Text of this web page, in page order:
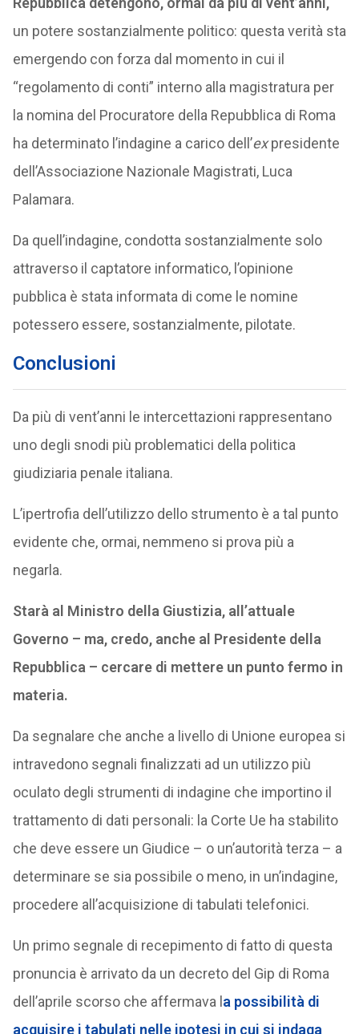
un potere sostanzialmente politico: questa verità sta
emergendo con forza dal momento in cui il
“regolamento di conti” interno alla magistratura per
la nomina del Procuratore della Repubblica di Roma
ha determinato l’indagine a carico dell’expresidente
dell’Associazione Nazionale Magistrati, Luca
Palamara.
Da quell’indagine, condotta sostanzialmente solo
attraverso il captatore informatico, l’opinione
pubblica è stata informata di come le nomine
potessero essere, sostanzialmente, pilotate.
Conclusioni
Da più di vent’anni le intercettazioni rappresentano
uno degli snodi più problematici della politica
giudiziaria penale italiana.
L’ipertrofia dell’utilizzo dello strumento è a tal punto
evidente che, ormai, nemmeno si prova più a
negarla.
Starà al Ministro della Giustizia, all’attuale
Governo – ma, credo, anche al Presidente della
Repubblica – cercare di mettere un punto fermo in
materia.
Da segnalare che anche a livello di Unione europea si
intravedono segnali finalizzati ad un utilizzo più
oculato degli strumenti di indagine che importino il
trattamento di dati personali: la Corte Ue ha stabilito
che deve essere un Giudice – o un’autorità terza – a
determinare se sia possibile o meno, in un’indagine,
procedere all’acquisizione di tabulati telefonici.
Un primo segnale di recepimento di fatto di questa
pronuncia è arrivato da un decreto del Gip di Roma
dell’aprile scorso che affermava l a possibilità di
acquisire i tabulati nelle ipotesi in cui si indaga